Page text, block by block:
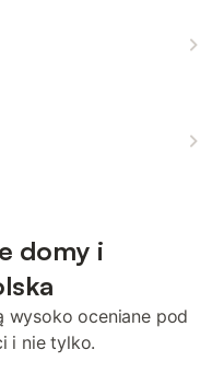
domy i
wysoko oceniane pod
i nie tylko.